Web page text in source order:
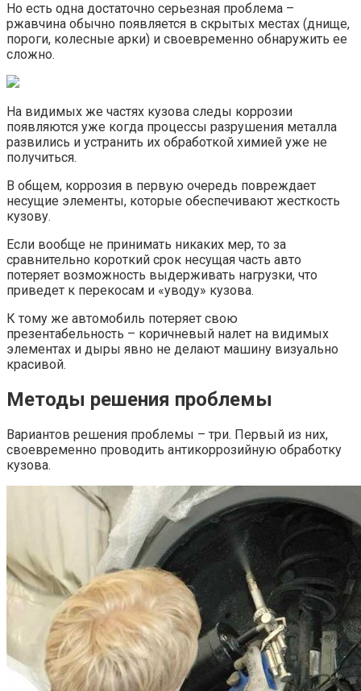
Но есть одна достаточно серьезная проблема –
ржавчина обычно появляется в скрытых местах (днище,
пороги, колесные арки) и своевременно обнаружить ее
сложно.
На видимых же частях кузова следы коррозии
появляются уже когда процессы разрушения металла
развились и устранить их обработкой химией уже не
получиться.
В общем, коррозия в первую очередь повреждает
несущие элементы, которые обеспечивают жесткость
кузову.
Если вообще не принимать никаких мер, то за
сравнительно короткий срок несущая часть авто
потеряет возможность выдерживать нагрузки, что
приведет к перекосам и «уводу» кузова.
К тому же автомобиль потеряет свою
презентабельность – коричневый налет на видимых
элементах и дыры явно не делают машину визуально
красивой.
Методы решения проблемы
Вариантов решения проблемы – три. Первый из них,
своевременно проводить антикоррозийную обработку
кузова.